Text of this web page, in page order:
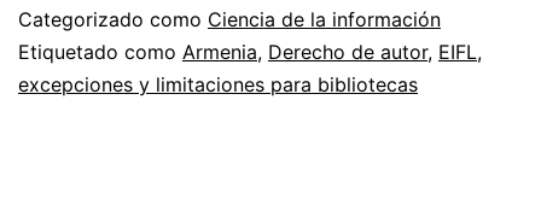
Categorizado como Ciencia de la información
Etiquetado como Armenia, Derecho de autor, EIFL,
excepciones y limitaciones para bibliotecas